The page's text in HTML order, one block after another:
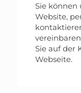
Sie können
Website,
Sie auf der
Webseite.